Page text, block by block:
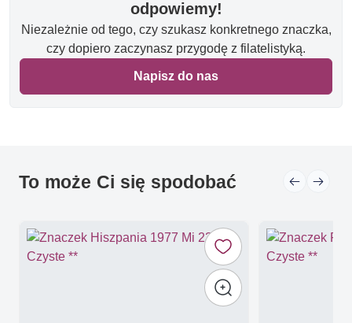
odpowiemy!
Niezależnie od tego, czy szukasz konkretnego znaczka,
czy dopiero zaczynasz przygodę z filatelistyką.
Napisz do nas
To może Ci się spodobać